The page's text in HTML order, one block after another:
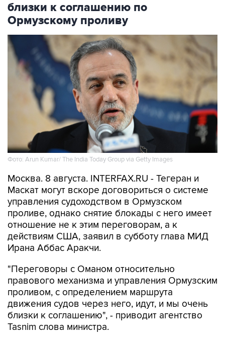
Фото: Arun Kumar/ The India Today Group via Getty Images
Москва. 8 августа. INTERFAX.RU - Тегеран и
управления судоходством в Ормузском
проливе, однако снятие блокады с него имеет
отношение не к этим переговорам, а к
действиям США, заявил в субботу глава МИД
Ирана Аббас Аракчи.
"Переговоры с Оманом относительно
проливом, с определением маршрута
движения судов через него, идут, и мы очень
близки к соглашению", - приводит агентство
Tasnim слова министра.
"Но открытие Ормузского пролива зависит от